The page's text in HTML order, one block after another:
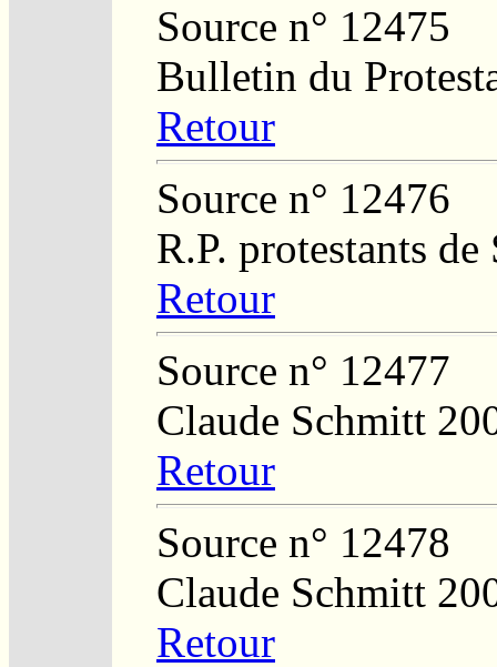
Source n° 12475
Bulletin du
Retour
Source n° 12476
R.P. protestants
Retour
Source n° 12477
Claude Schmitt
Retour
Source n° 12478
Claude Schmitt
Retour